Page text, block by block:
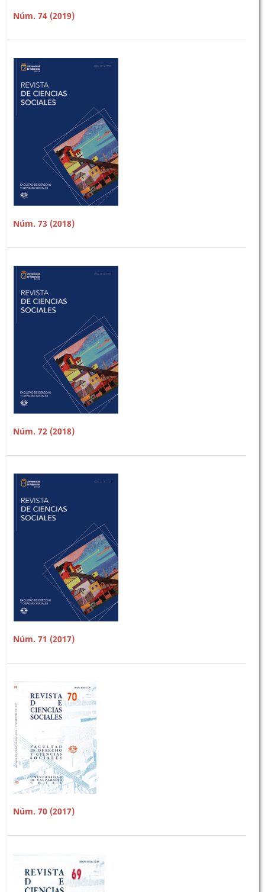
Núm. 74 (2019)
Núm. 73 (2018)
Núm. 72 (2018)
Núm. 71 (2017)
Núm. 70 (2017)